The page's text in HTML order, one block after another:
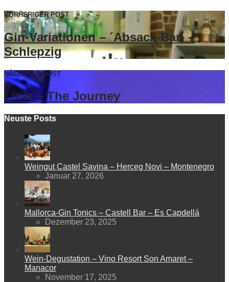
VORHERIGER POST
Gin-Variationen – ´Absack-Bar´ –
Schlepzig
NÄCHSTER POST
Linie – The Journey
Neuste Posts
Weingut Castel Savina – Herceg Novi – Montenegro
Januar 27, 2026
Mallorca-Gin Tonics – Castell Bar – Es Capdellá
Dezember 23, 2025
Wein-Degustation – Vino Resort Son Amaret –
Manacor
November 17, 2025